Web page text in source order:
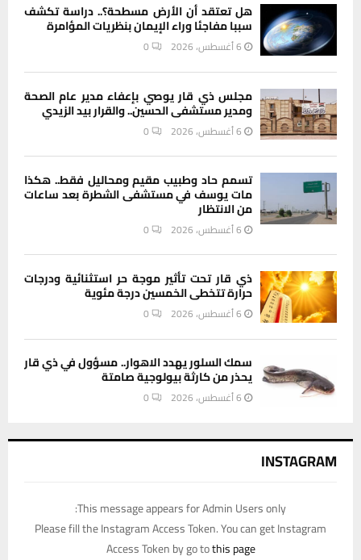
هل تعتقد أن الأرض مسطحة؟.. دراسة تكشف
سببا مفاجئا وراء الإيمان بنظريات المؤامرة
6 أغسطس، 2026 0
مجلس ذي قار يوصي بإعفاء مدير عام الصحة
ومدير مستشفى الحسين.. والقرار بيد الزيدي
6 أغسطس، 2026 0
تسمم حاد وطبيب مقيم ومحاليل فقط.. هكذا
مات يوسف في مستشفى الشطرة بعد ساعات
من الانتظار
6 أغسطس، 2026 0
ذي قار تحت تأثير موجة حر استثنائية ودرجات
حرارة تتخطى الخمسين درجة مئوية
6 أغسطس، 2026 0
سمك السلور يهدد الاهوار.. مسؤول في ذي قار
يحذر من كارثة بيولوجية صامتة
6 أغسطس، 2026 0
INSTAGRAM
This message appears for Admin Users only:
Please fill the Instagram Access Token. You can get Instagram
Access Token by go tothis page